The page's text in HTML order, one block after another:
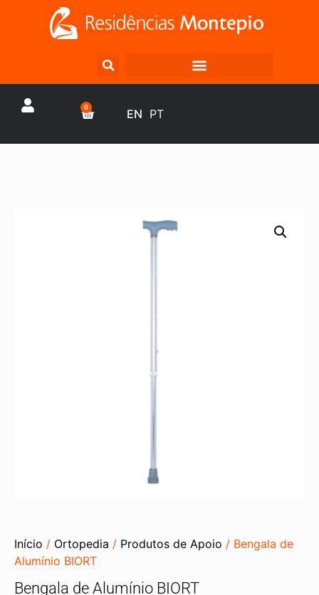
0 EN PT
Início / Ortopedia / Produtos de Apoio / Bengala de
Alumínio BIORT
Bengala de Alumínio BIORT